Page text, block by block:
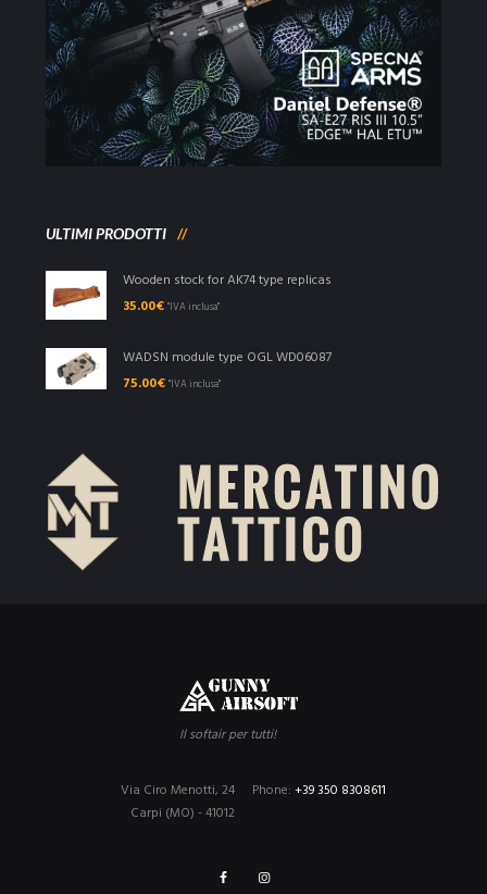
ULTIMI PRODOTTI
Wooden stock for AK74 type replicas
35.00€ "IVA inclusa"
WADSN module type OGL WD06087
75.00€ "IVA inclusa"
Il softair per tutti!
Phone: +39 350 8308611
Via Ciro Menotti, 24
Carpi (MO) - 41012